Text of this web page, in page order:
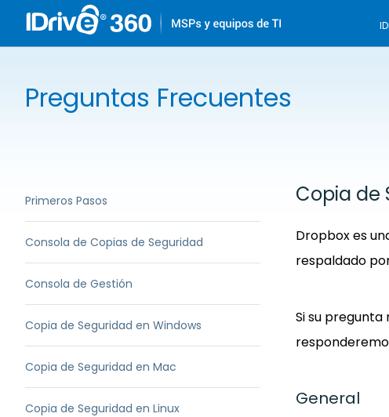
Preguntas Frecuentes
Primeros Pasos
Consola de Copias de Seguridad
Consola de Gestión
Copia de Seguridad en Windows
Copia de Seguridad en Mac
Copia de Seguridad en Linux
Copia de
Dropbox es
respaldado
Si su
General